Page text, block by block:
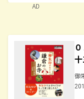
AD
御